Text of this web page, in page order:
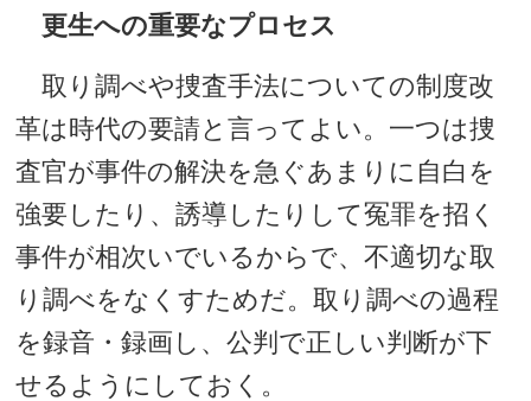
更生への重要なプロセス
取り調べや捜査手法についての制度改
革は時代の要請と言ってよい。一つは捜
査官が事件の解決を急ぐあまりに自白を
強要したり、誘導したりして冤罪を招く
事件が相次いでいるからで、不適切な取
り調べをなくすためだ。取り調べの過程
を録音・録画し、公判で正しい判断が下
せるようにしておく。